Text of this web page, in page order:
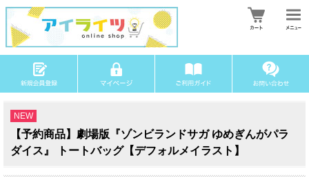
NEW
【予約商品】劇場版『ゾンビランドサガ ゆめぎんがパラ
ダイス』 トートバッグ【デフォルメイラスト】